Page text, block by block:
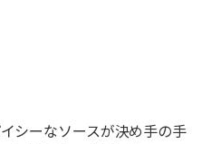
シーなソースが決め手の手